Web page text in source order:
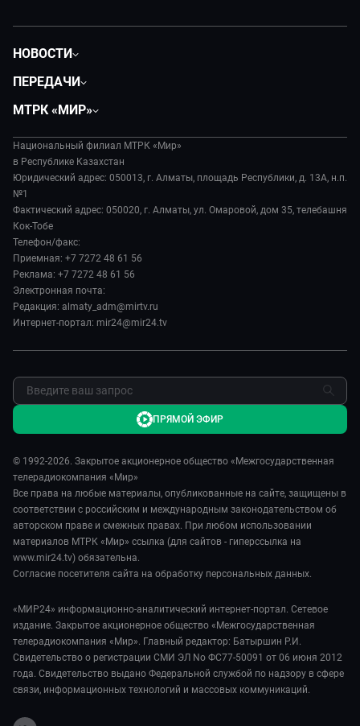
НОВОСТИ
Экономика
Происшествия
Наука и технологии
Здоровье и медицина
Спорт
Авто
Культура
ПЕРЕДАЧИ
Вместе выгодно
Евразия. Культурно
Евразия. Регионы
Наши иностранцы
Пять причин поехать в...
Сделано в Содружестве
МТРК «МИР»
История
Руководство
Лица мира
Пресса о нас
Карьера
Реклама
Обратная связь
Национальный филиал МТРК «Мир»
в Республике Казахстан
Юридический адрес: 050013, г. Алматы, площадь Республики, д. 13А, н.п.
№1
Фактический адрес: 050020, г. Алматы, ул. Омаровой, дом 35, телебашня
Кок-Тобе
Телефон/факс:
Приемная: +7 7272 48 61 56
Реклама: +7 7272 48 61 56
Электронная почта:
Редакция: almaty_adm@mirtv.ru
Интернет-портал: mir24@mir24.tv
© 1992-2026. Закрытое акционерное общество «Межгосударственная
телерадиокомпания «Мир»
Все права на любые материалы, опубликованные на сайте, защищены в
соответствии с российским и международным законодательством об
авторском праве и смежных правах. При любом использовании
материалов МТРК «Мир» ссылка (для сайтов - гиперссылка на
www.mir24.tv) обязательна.
Согласие посетителя сайта на обработку персональных данных.
«МИР24» информационно-аналитический интернет-портал. Сетевое
издание. Закрытое акционерное общество «Межгосударственная
телерадиокомпания «Мир». Главный редактор: Батыршин Р.И.
Свидетельство о регистрации СМИ ЭЛ No ФС77-50091 от 06 июня 2012
года. Свидетельство выдано Федеральной службой по надзору в сфере
связи, информационных технологий и массовых коммуникаций.
ПРЯМОЙ ЭФИР